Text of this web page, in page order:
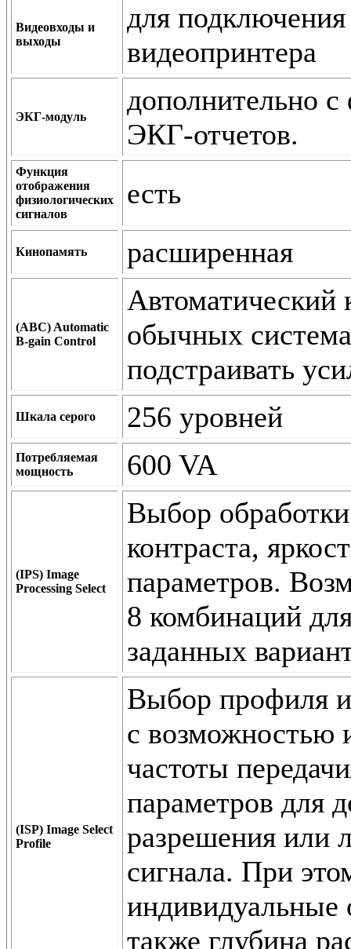
Видеовходы и
выходы
для
видеопринтера
ЭКГ-модуль
дополнительно
ЭКГ-отчетов.
Функция
отображения
физиологических
сигналов
есть
Кинопамять расширенная
(ABC) Automatic
B-gain Control
Автоматический
обычных
подстраивать
Шкала серого 256 уровней
Потребляемая
мощность
600 VA
(IPS) Image
Processing Select
Выбор
контраста,
параметров.
8 комбинаций
заданных
(ISP) Image Select
Profile
Выбор профиля
с возможностью
частоты
параметров для
разрешения или
сигнала. При
индивидуальные
также глубина